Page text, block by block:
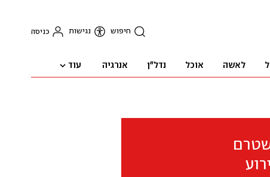
חיפוש נגישות כניסה
לאשה אוכל נדל"ן אנרגיה עוד